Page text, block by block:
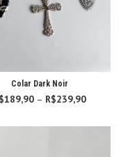
Colar Dark Noir
189,90 – R$239,90